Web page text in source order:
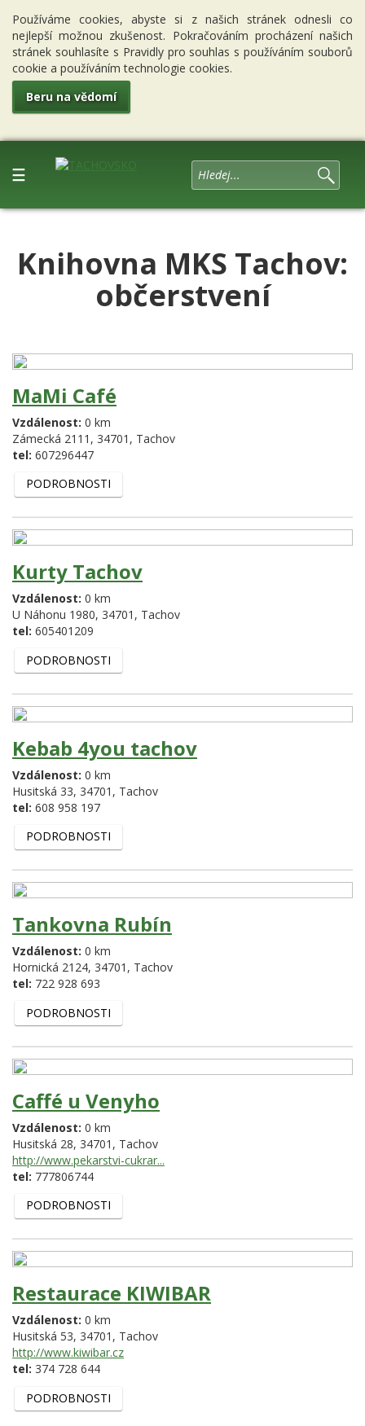
Používáme cookies, abyste si z našich stránek odnesli co
nejlepší možnou zkušenost. Pokračováním procházení našich
stránek souhlasíte s Pravidly pro souhlas s používáním souborů
cookie a používáním technologie cookies.
Beru na vědomí
☰
Knihovna MKS Tachov:
občerstvení
MaMi Café
Vzdálenost: 0 km
Zámecká 2111, 34701, Tachov
tel: 607296447
PODROBNOSTI
Kurty Tachov
Vzdálenost: 0 km
U Náhonu 1980, 34701, Tachov
tel: 605401209
PODROBNOSTI
Kebab 4you tachov
Vzdálenost: 0 km
Husitská 33, 34701, Tachov
tel: 608 958 197
PODROBNOSTI
Tankovna Rubín
Vzdálenost: 0 km
Hornická 2124, 34701, Tachov
tel: 722 928 693
PODROBNOSTI
Caffé u Venyho
Vzdálenost: 0 km
Husitská 28, 34701, Tachov
http://www.pekarstvi-cukrar...
tel: 777806744
PODROBNOSTI
Restaurace KIWIBAR
Vzdálenost: 0 km
Husitská 53, 34701, Tachov
http://www.kiwibar.cz
tel: 374 728 644
PODROBNOSTI